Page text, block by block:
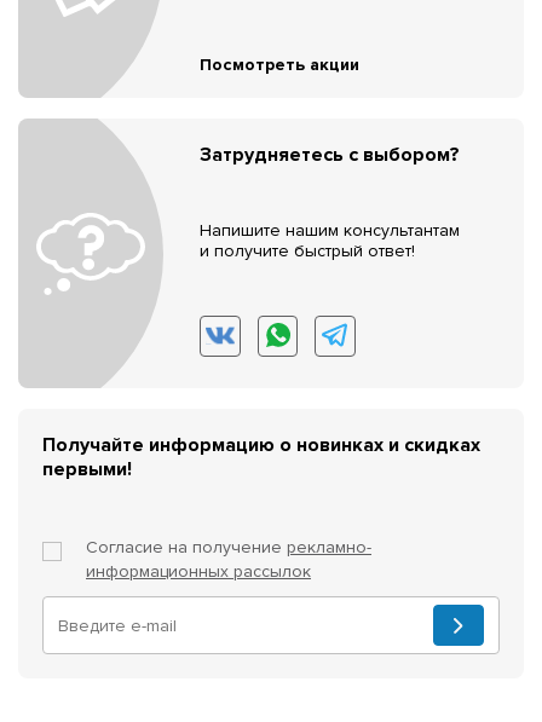
Посмотреть акции
Затрудняетесь с выбором?
Напишите нашим консультантам
и получите быстрый ответ!
Получайте информацию о новинках и скидках
первыми!
Согласие на получение рекламно-
информационных рассылок